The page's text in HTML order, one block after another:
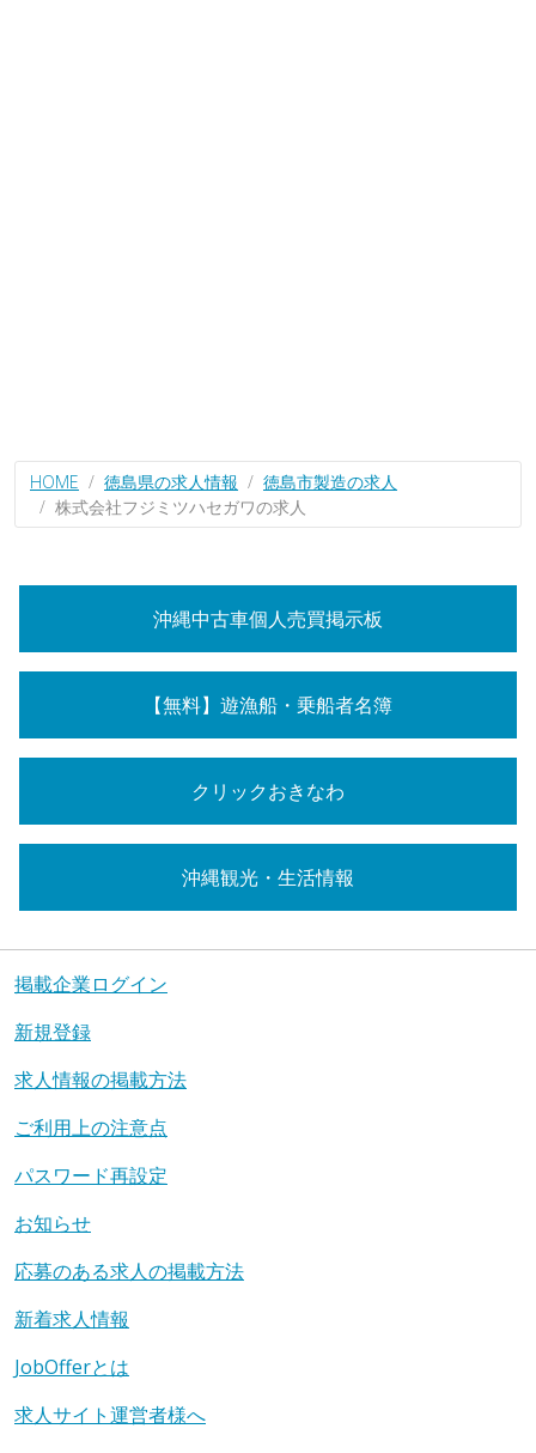
HOME 徳島県の求人情報
徳島市製造の求人
株式会社フジミツハセガワの求人
沖縄中古車個人売買掲示板
【無料】遊漁船・乗船者名簿
クリックおきなわ
沖縄観光・生活情報
掲載企業ログイン
新規登録
求人情報の掲載方法
ご利用上の注意点
パスワード再設定
お知らせ
応募のある求人の掲載方法
新着求人情報
JobOfferとは
求人サイト運営者様へ